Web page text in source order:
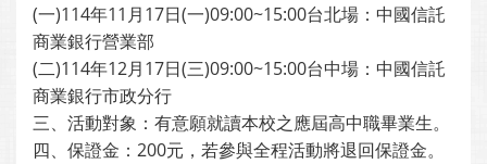
(一)114年11月17日(一)09:00~15:00台北場：中國信託
商業銀行營業部
(二)114年12月17日(三)09:00~15:00台中場：中國信託
商業銀行市政分行
三、活動對象：有意願就讀本校之應屆高中職畢業生。
四、保證金：200元，若參與全程活動將退回保證金。